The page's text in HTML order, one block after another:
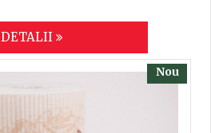
DETALII
Nou